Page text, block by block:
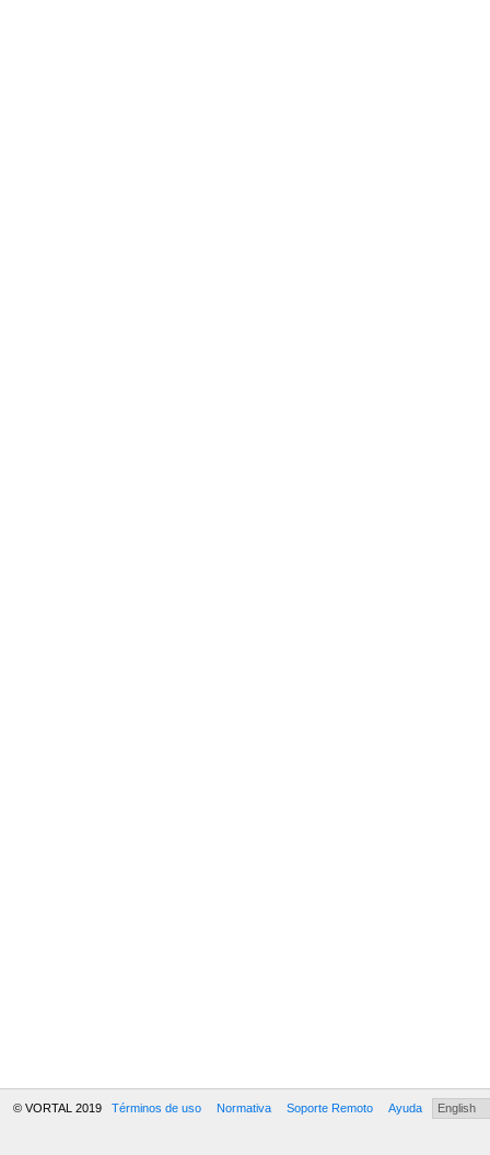
© VORTAL 2019 Términos de uso Normativa Soporte Remoto Ayuda